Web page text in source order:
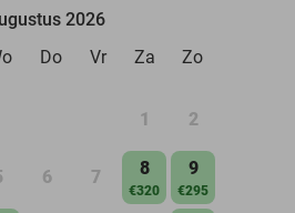
2026
Do Vr Za Zo
1 2
6 7 8
€320
9
€295